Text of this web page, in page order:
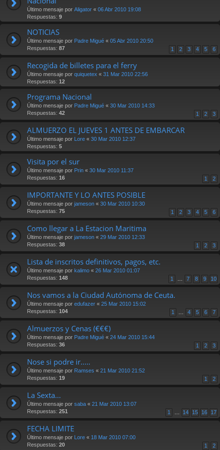
Último mensaje por Aligator « 06 Abr 2010 19:08
Respuestas: 9
NOTICIAS
Último mensaje por Padre Migué « 05 Abr 2010 20:50
Respuestas: 87 1 2 3 4 5 6
Recogida de billetes para el ferry
Último mensaje por quiquetex « 31 Mar 2010 22:56
Respuestas: 12
Programa Nacional
Último mensaje por Padre Migué « 30 Mar 2010 14:33
Respuestas: 42 1 2 3
ALMUERZO EL JUEVES 1 ANTES DE EMBARCAR
Último mensaje por Lore « 30 Mar 2010 12:37
Respuestas: 5
Visita por el sur
Último mensaje por Prin « 30 Mar 2010 11:37
Respuestas: 16 1 2
IMPORTANTE Y LO ANTES POSIBLE
Último mensaje por jameson « 30 Mar 2010 10:30
Respuestas: 75 1 2 3 4 5 6
Como llegar a La Estacion Maritima
Último mensaje por jameson « 29 Mar 2010 12:33
Respuestas: 38 1 2 3
Lista de inscritos definitivos, pagos, etc.
Último mensaje por kalimo « 26 Mar 2010 01:07
Respuestas: 148 1 7 8 9 10
Nos vamos a la Ciudad Autónoma de Ceuta.
Último mensaje por edufazer « 25 Mar 2010 15:02
Respuestas: 104 1 4 5 6 7
Almuerzos y Cenas (€€€)
Último mensaje por Padre Migué « 24 Mar 2010 15:44
Respuestas: 36 1 2 3
Nose si podre ir.....
Último mensaje por Ramses « 21 Mar 2010 21:52
Respuestas: 19 1 2
La Sexta...
Último mensaje por saba « 21 Mar 2010 13:07
Respuestas: 251 1 14 15 16 17
FECHA LIMITE
Último mensaje por Lore « 18 Mar 2010 07:00
Respuestas: 20 1 2